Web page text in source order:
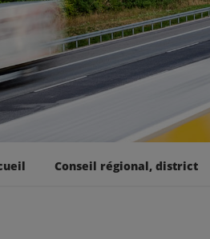
Conseil régional, district